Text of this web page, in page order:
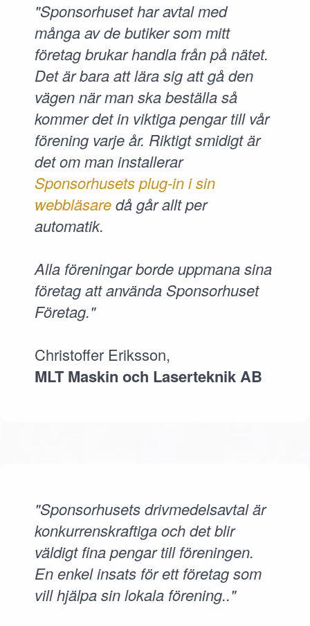
"Sponsorhuset har avtal med
många av de butiker som mitt
företag brukar handla från på nätet.
Det är bara att lära sig att gå den
vägen när man ska beställa så
kommer det in viktiga pengar till vår
förening varje år. Riktigt smidigt är
det om man installerar
Sponsorhusets plug-in i sin
webbläsaredå går allt per
automatik.
Alla föreningar borde uppmana sina
företag att använda Sponsorhuset
Företag."
Christoffer Eriksson,
MLT Maskin och Laserteknik AB
"Sponsorhusets drivmedelsavtal är
konkurrenskraftiga och det blir
väldigt fina pengar till föreningen.
En enkel insats för ett företag som
vill hjälpa sin lokala förening.."